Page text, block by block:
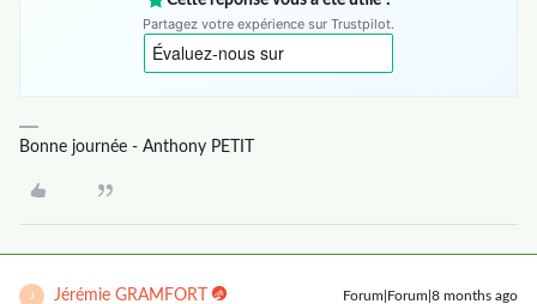
Partagez votre expérience sur Trustpilot.
Bonne journée - Anthony PETIT
Jérémie GRAMFORT Forum|Forum|8 months ago